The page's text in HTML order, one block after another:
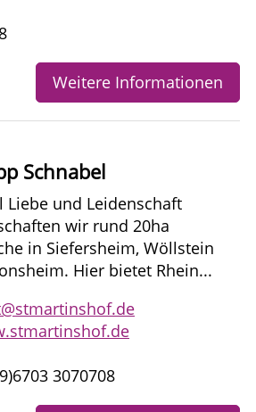
Weitere Informationen
Schnabel
Liebe und Leidenschaft
wir rund 20ha
in Siefersheim, Wöllstein
Hier bietet Rhein...
3070708